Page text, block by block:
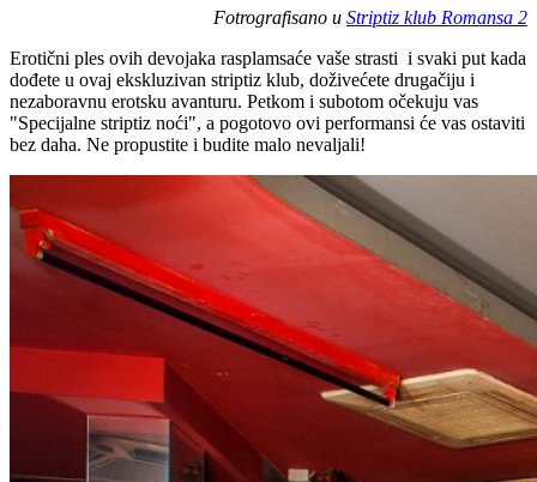
Fotrografisano u Striptiz klub Romansa 2
Erotični ples ovih devojaka rasplamsaće vaše strasti i svaki put kada
dođete u ovaj ekskluzivan striptiz klub, doživećete drugačiju i
nezaboravnu erotsku avanturu. Petkom i subotom očekuju vas
"Specijalne striptiz noći", a pogotovo ovi performansi će vas ostaviti
bez daha. Ne propustite i budite malo nevaljali!